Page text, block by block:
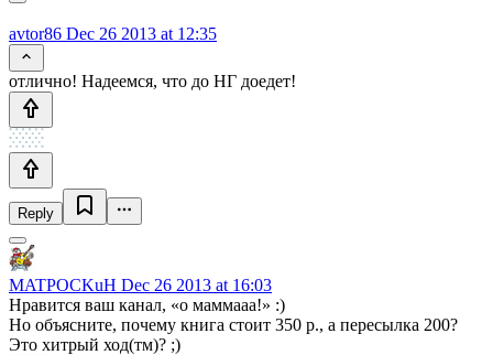
avtor86 Dec 26 2013 at 12:35
отлично! Надеемся, что до НГ доедет!
Reply
MATPOCKuH Dec 26 2013 at 16:03
Нравится ваш канал, «о маммааа!» :)
Но объясните, почему книга стоит 350 р., а пересылка 200?
Это хитрый ход(тм)? ;)